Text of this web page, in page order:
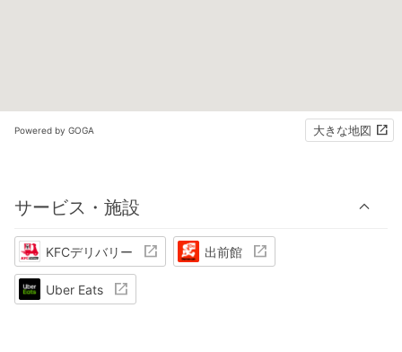
Powered by GOGA 大きな地図
サービス・施設
KFCデリバリー 出前館
Uber Eats